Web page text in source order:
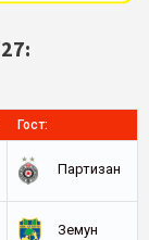
Гост:
Партизан
Земун